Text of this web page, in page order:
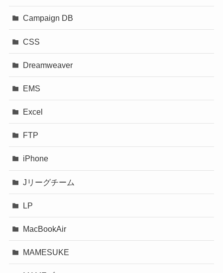
Campaign DB
CSS
Dreamweaver
EMS
Excel
FTP
iPhone
Jリーグチーム
LP
MacBookAir
MAMESUKE